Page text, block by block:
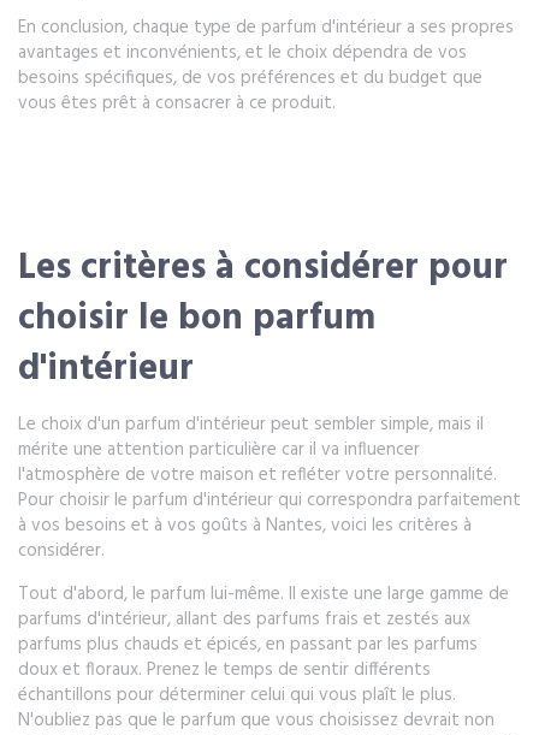
En conclusion, chaque type de parfum d'intérieur a ses propres
avantages et inconvénients, et le choix dépendra de vos
besoins spécifiques, de vos préférences et du budget que
vous êtes prêt à consacrer à ce produit.
Les critères à considérer pour
choisir le bon parfum
d'intérieur
Le choix d'un parfum d'intérieur peut sembler simple, mais il
mérite une attention particulière car il va influencer
l'atmosphère de votre maison et refléter votre personnalité.
Pour choisir le parfum d'intérieur qui correspondra parfaitement
à vos besoins et à vos goûts à Nantes, voici les critères à
considérer.
Tout d'abord, le parfum lui-même. Il existe une large gamme de
parfums d'intérieur, allant des parfums frais et zestés aux
parfums plus chauds et épicés, en passant par les parfums
doux et floraux. Prenez le temps de sentir différents
échantillons pour déterminer celui qui vous plaît le plus.
N'oubliez pas que le parfum que vous choisissez devrait non